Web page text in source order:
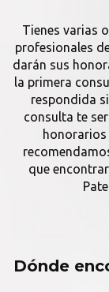
Tienes varias
profesionales
darán sus
la primera
respondida
consulta te
honorarios
que
Dónde